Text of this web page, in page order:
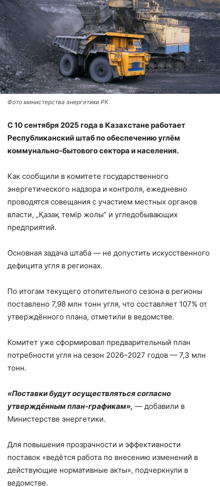
Фото министерства энергетики РК
С 10 сентября 2025 года в Казахстане работает
Республиканский штаб по обеспечению углём
коммунально-бытового сектора и населения.
Как сообщили в комитете государственного
энергетического надзора и контроля, ежедневно
проводятся совещания с участием местных органов
власти, „Қазақ темір жолы“ и угледобывающих
предприятий.
Основная задача штаба — не допустить искусственного
дефицита угля в регионах.
По итогам текущего отопительного сезона в регионы
поставлено 7,98 млн тонн угля, что составляет 107% от
утверждённого плана, отметили в ведомстве.
Комитет уже сформировал предварительный план
потребности угля на сезон 2026–2027 годов — 7,3 млн
тонн.
«Поставки будут осуществляться согласно
утверждённым план-графикам», — добавили в
Министерстве энергетики.
Для повышения прозрачности и эффективности
поставок «ведётся работа по внесению изменений в
действующие нормативные акты», подчеркнули в
ведомстве.